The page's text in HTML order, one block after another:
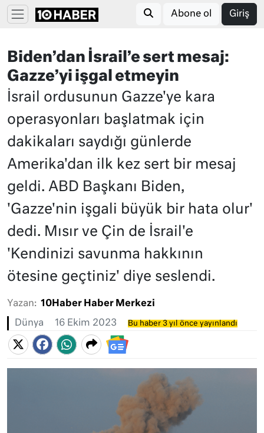
Abone ol Giriş
Biden’dan İsrail’e sert mesaj:
Gazze’yi işgal etmeyin
İsrail ordusunun Gazze'ye kara
operasyonları başlatmak için
dakikaları saydığı günlerde
Amerika'dan ilk kez sert bir mesaj
geldi. ABD Başkanı Biden,
'Gazze'nin işgali büyük bir hata olur'
dedi. Mısır ve Çin de İsrail'e
'Kendinizi savunma hakkının
ötesine geçtiniz' diye seslendi.
Yazan: 10Haber Haber Merkezi
Dünya 16 Ekim 2023 Bu haber 3 yıl önce yayınlandı